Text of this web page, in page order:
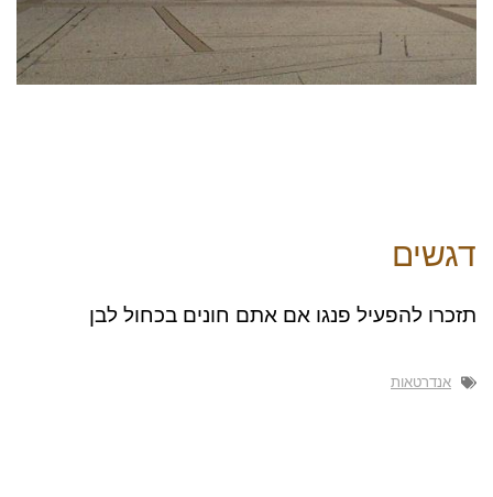
דגשים
תזכרו להפעיל פנגו אם אתם חונים בכחול לבן
אנדרטאות